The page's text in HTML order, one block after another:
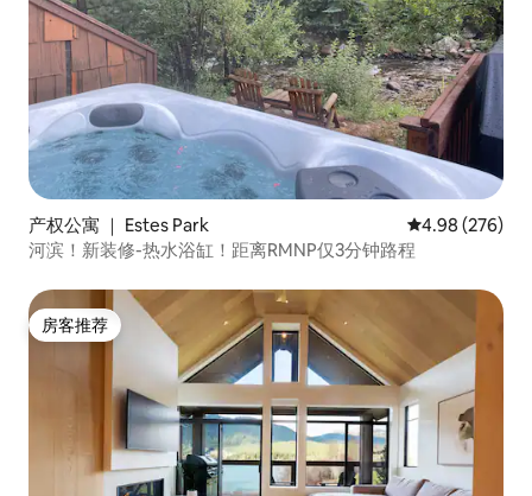
产权公寓 ｜ Estes Park 平均评分 4.98
4.98 (276)
河滨！新装修-热水浴缸！距离RMNP仅3分钟路程
房客推荐
房客推荐